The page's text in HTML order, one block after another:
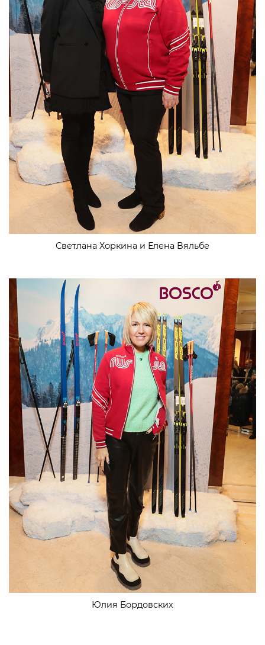
Светлана Хоркина и Елена Вяльбе
Юлия Бордовских